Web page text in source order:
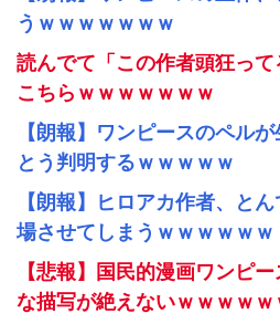
うｗｗｗｗｗｗｗ
読んでて「この作者頭狂っ
こちらｗｗｗｗｗｗｗ
【朗報】ワンピースのペル
とう判明するｗｗｗｗｗ
【朗報】ヒロアカ作者、と
場させてしまうｗｗｗｗｗｗ
【悲報】国民的漫画ワンピ
な描写が絶えないｗｗｗｗｗ